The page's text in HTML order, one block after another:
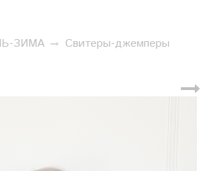
ЗИМА Свитеры-джемперы